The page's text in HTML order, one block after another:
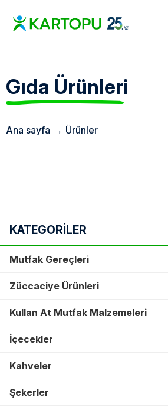
Gıda Ürünleri
Ana sayfa → Ürünler
KATEGORİLER
Mutfak Gereçleri
Züccaciye Ürünleri
Kullan At Mutfak Malzemeleri
İçecekler
Kahveler
Şekerler